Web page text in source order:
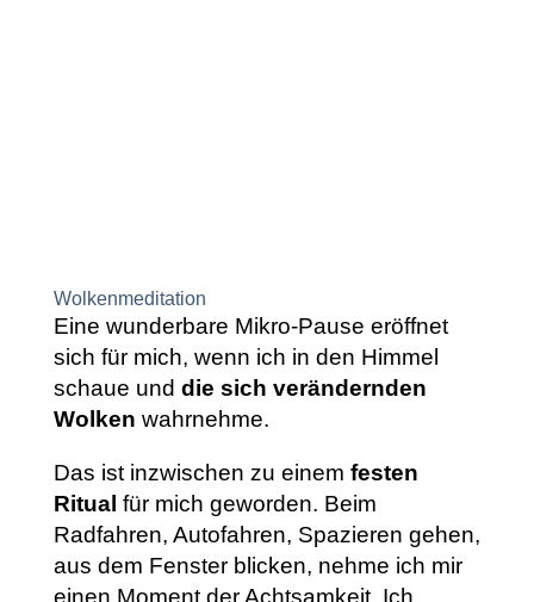
Wolkenmeditation
Eine wunderbare Mikro-Pause eröffnet
sich für mich, wenn ich in den Himmel
schaue und die sich verändernden
Wolken wahrnehme.
Das ist inzwischen zu einem festen
Ritual für mich geworden. Beim
Radfahren, Autofahren, Spazieren gehen,
aus dem Fenster blicken, nehme ich mir
einen Moment der Achtsamkeit. Ich